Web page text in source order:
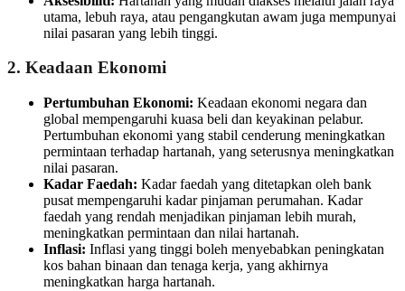
utama, lebuh raya, atau pengangkutan awam juga mempunyai
nilai pasaran yang lebih tinggi.
2. Keadaan Ekonomi
Pertumbuhan Ekonomi: Keadaan ekonomi negara dan
global mempengaruhi kuasa beli dan keyakinan pelabur.
Pertumbuhan ekonomi yang stabil cenderung meningkatkan
permintaan terhadap hartanah, yang seterusnya meningkatkan
nilai pasaran.
Kadar Faedah: Kadar faedah yang ditetapkan oleh bank
pusat mempengaruhi kadar pinjaman perumahan. Kadar
faedah yang rendah menjadikan pinjaman lebih murah,
meningkatkan permintaan dan nilai hartanah.
Inflasi: Inflasi yang tinggi boleh menyebabkan peningkatan
kos bahan binaan dan tenaga kerja, yang akhirnya
meningkatkan harga hartanah.